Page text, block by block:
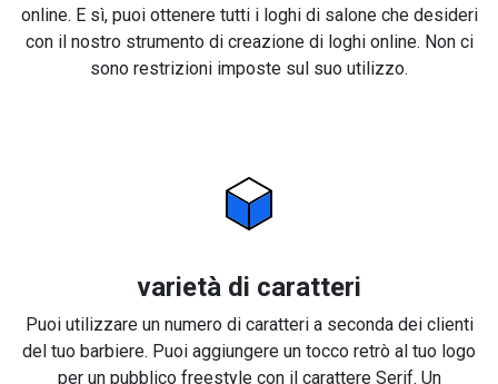
online. E sì, puoi ottenere tutti i loghi di salone che desideri
con il nostro strumento di creazione di loghi online. Non ci
sono restrizioni imposte sul suo utilizzo.
varietà di caratteri
Puoi utilizzare un numero di caratteri a seconda dei clienti
del tuo barbiere. Puoi aggiungere un tocco retrò al tuo logo
per un pubblico freestyle con il carattere Serif. Un